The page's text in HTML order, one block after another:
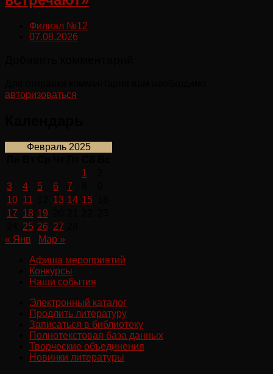
Филиал №12
07.08.2026
авторизоваться
Февраль 2025
1
3
4 5 6 7
10 11 13 14 15
17 18 19
25 26 27
« Янв
Мар »
Афиша мероприятий
Конкурсы
Наши события
Электронный каталог
Продлить литературу
Записаться в библиотеку
Полнотекстовая база данных
Творческие объединения
Новинки литературы